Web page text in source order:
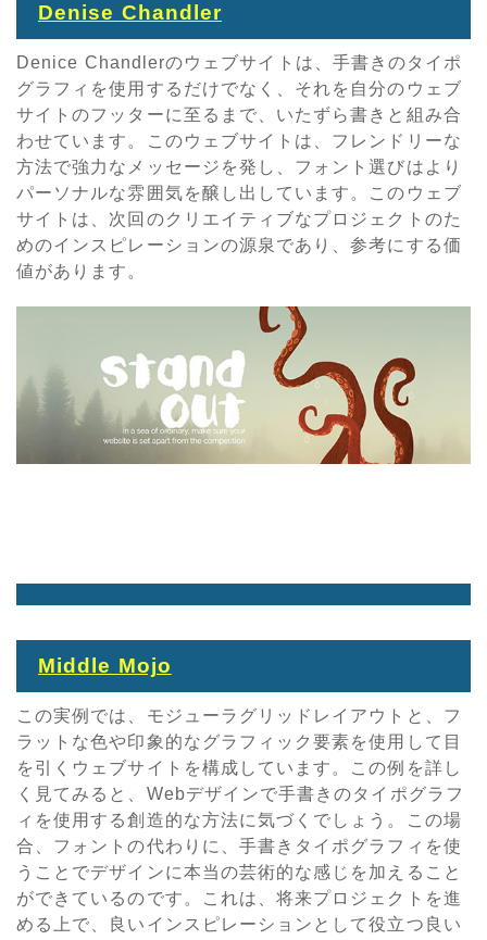
Denise Chandler
Denice Chandlerのウェブサイトは、手書きのタイポ
グラフィを使用するだけでなく、それを自分のウェブ
サイトのフッターに至るまで、いたずら書きと組み合
わせています。このウェブサイトは、フレンドリーな
方法で強力なメッセージを発し、フォント選びはより
パーソナルな雰囲気を醸し出しています。このウェブ
サイトは、次回のクリエイティブなプロジェクトのた
めのインスピレーションの源泉であり、参考にする価
値があります。
Middle Mojo
この実例では、モジューラグリッドレイアウトと、フ
ラットな色や印象的なグラフィック要素を使用して目
を引くウェブサイトを構成しています。この例を詳し
く見てみると、Webデザインで手書きのタイポグラフ
ィを使用する創造的な方法に気づくでしょう。この場
合、フォントの代わりに、手書きタイポグラフィを使
うことでデザインに本当の芸術的な感じを加えること
ができているのです。これは、将来プロジェクトを進
める上で、良いインスピレーションとして役立つ良い